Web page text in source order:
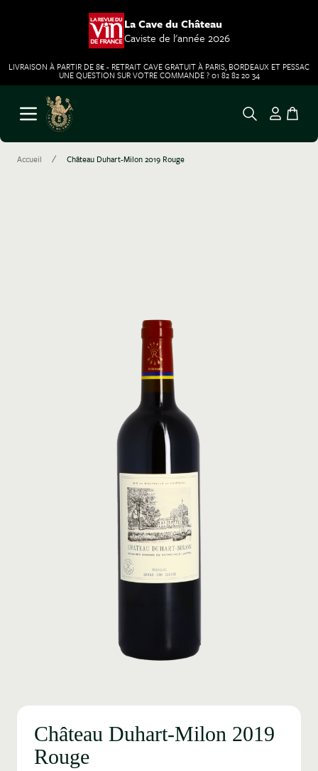
La Cave du Château
Caviste de l'année 2026
LIVRAISON À PARTIR DE 8€ - RETRAIT CAVE GRATUIT À PARIS, BORDEAUX ET PESSAC
UNE QUESTION SUR VOTRE COMMANDE ? 01 82 82 20 34
Aller au contenu
Ouvrir le menu
Accueil / Château Duhart-Milon 2019 Rouge
Château Duhart-Milon 2019
Rouge